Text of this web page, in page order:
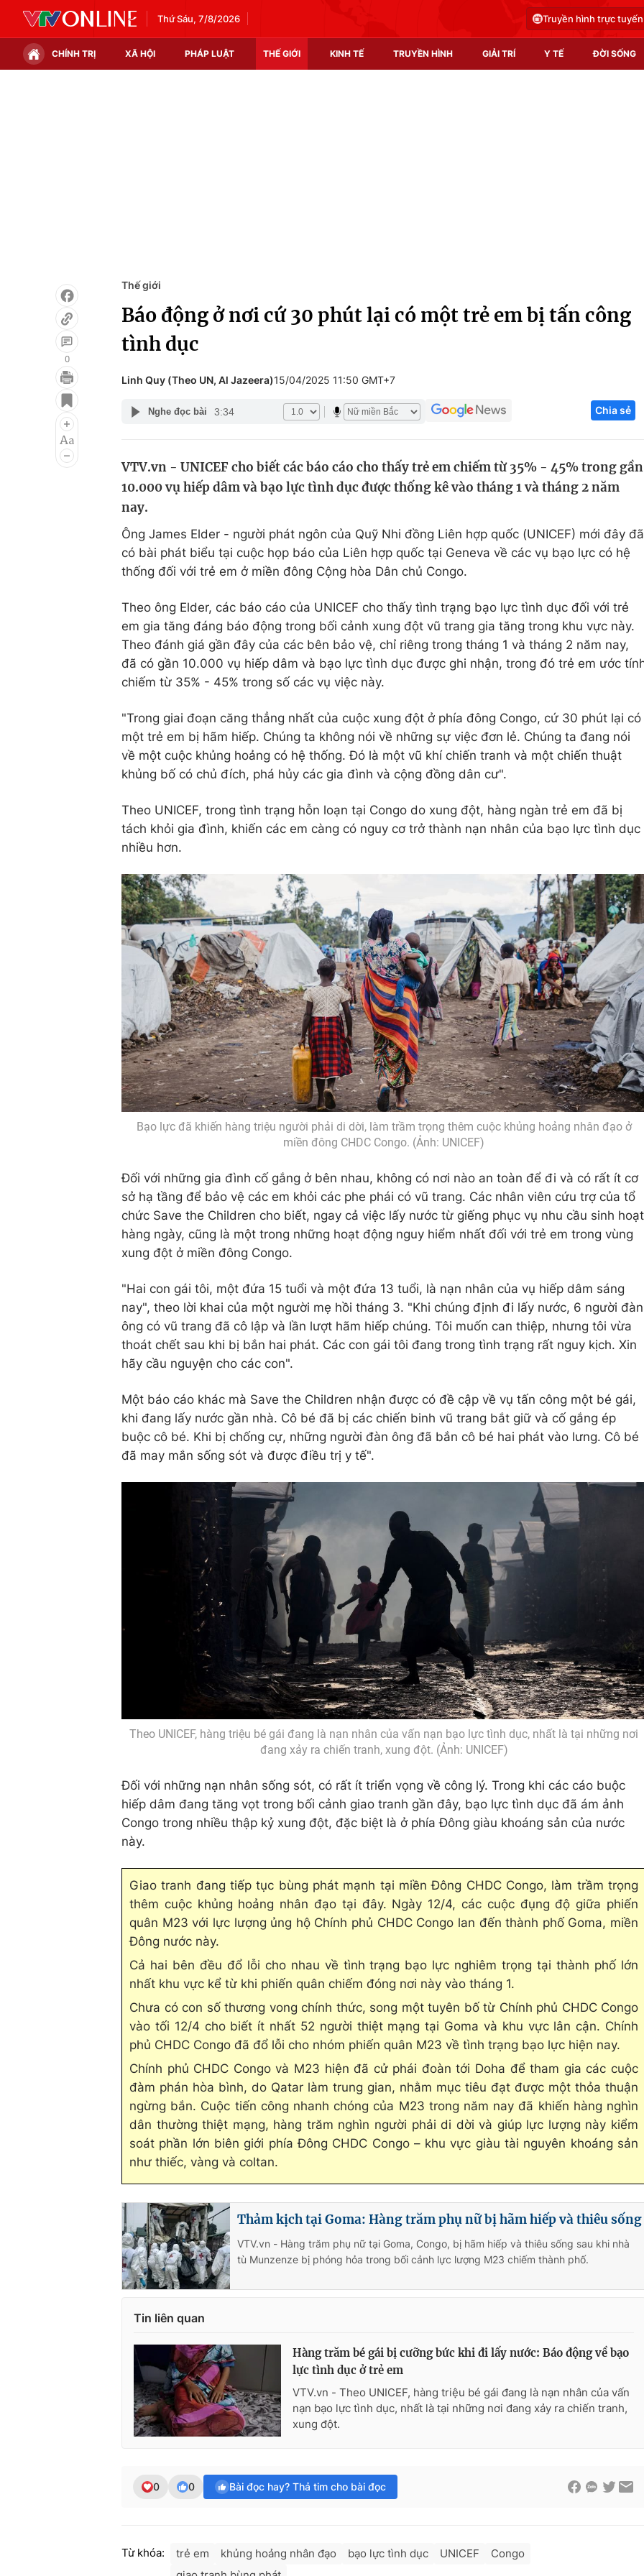
Thứ Sáu, 7/8/2026 Truyền hình trực tuyến
CHÍNH TRỊ XÃ HỘI PHÁP LUẬT THẾ GIỚI KINH TẾ TRUYỀN HÌNH GIẢI TRÍ Y TẾ ĐỜI SỐNG
Infographic
Điện ảnh
Âm nhạc
Du lịch
Chất lượng cuộc sống
Tuyển sinh
Hitech Công
Thị trường
0
Thế giới
Báo động ở nơi cứ 30 phút lại có một trẻ em bị tấn công
tình dục
Linh Quy (Theo UN, Al Jazeera)15/04/2025 11:50 GMT+7
Nghe đọc bài 3:34 Chia sẻ
VTV.vn - UNICEF cho biết các báo cáo cho thấy trẻ em chiếm từ 35% - 45% trong gần
10.000 vụ hiếp dâm và bạo lực tình dục được thống kê vào tháng 1 và tháng 2 năm
nay.
Ông James Elder - người phát ngôn của Quỹ Nhi đồng Liên hợp quốc (UNICEF) mới đây đã
có bài phát biểu tại cuộc họp báo của Liên hợp quốc tại Geneva về các vụ bạo lực có hệ
thống đối với trẻ em ở miền đông Cộng hòa Dân chủ Congo.
Theo ông Elder, các báo cáo của UNICEF cho thấy tình trạng bạo lực tình dục đối với trẻ
em gia tăng đáng báo động trong bối cảnh xung đột vũ trang gia tăng trong khu vực này.
Theo đánh giá gần đây của các bên bảo vệ, chỉ riêng trong tháng 1 và tháng 2 năm nay,
đã có gần 10.000 vụ hiếp dâm và bạo lực tình dục được ghi nhận, trong đó trẻ em ước
chiếm từ 35% - 45% trong số các vụ việc này.
"Trong giai đoạn căng thẳng nhất của cuộc xung đột ở phía đông Congo, cứ 30 phút lại có
một trẻ em bị hãm hiếp. Chúng ta không nói về những sự việc đơn lẻ. Chúng ta đang nói
về một cuộc khủng hoảng có hệ thống. Đó là một vũ khí chiến tranh và một chiến thuật
khủng bố có chủ đích, phá hủy các gia đình và cộng đồng dân cư".
Theo UNICEF, trong tình trạng hỗn loạn tại Congo do xung đột, hàng ngàn trẻ em đã bị
tách khỏi gia đình, khiến các em càng có nguy cơ trở thành nạn nhân của bạo lực tình dục
nhiều hơn.
Bạo lực đã khiến hàng triệu người phải di dời, làm trầm trọng thêm cuộc khủng hoảng nhân đạo ở
miền đông CHDC Congo. (Ảnh: UNICEF)
Đối với những gia đình cố gắng ở bên nhau, không có nơi nào an toàn để đi và có rất ít cơ
sở hạ tầng để bảo vệ các em khỏi các phe phái có vũ trang. Các nhân viên cứu trợ của tổ
chức Save the Children cho biết, ngay cả việc lấy nước từ giếng phục vụ nhu cầu sinh hoạt
hàng ngày, cũng là một trong những hoạt động nguy hiểm nhất đối với trẻ em trong vùng
xung đột ở miền đông Congo.
"Hai con gái tôi, một đứa 15 tuổi và một đứa 13 tuổi, là nạn nhân của vụ hiếp dâm sáng
nay", theo lời khai của một người mẹ hồi tháng 3. "Khi chúng định đi lấy nước, 6 người đàn
ông có vũ trang đã cô lập và lần lượt hãm hiếp chúng. Tôi muốn can thiệp, nhưng tôi vừa
thoát chết sau khi bị bắn hai phát. Các con gái tôi đang trong tình trạng rất nguy kịch. Xin
hãy cầu nguyện cho các con".
Một báo cáo khác mà Save the Children nhận được có đề cập về vụ tấn công một bé gái,
khi đang lấy nước gần nhà. Cô bé đã bị các chiến binh vũ trang bắt giữ và cố gắng ép
buộc cô bé. Khi bị chống cự, những người đàn ông đã bắn cô bé hai phát vào lưng. Cô bé
đã may mắn sống sót và được điều trị y tế".
Theo UNICEF, hàng triệu bé gái đang là nạn nhân của vấn nạn bạo lực tình dục, nhất là tại những nơi
đang xảy ra chiến tranh, xung đột. (Ảnh: UNICEF)
Đối với những nạn nhân sống sót, có rất ít triển vọng về công lý. Trong khi các cáo buộc
hiếp dâm đang tăng vọt trong bối cảnh giao tranh gần đây, bạo lực tình dục đã ám ảnh
Congo trong nhiều thập kỷ xung đột, đặc biệt là ở phía Đông giàu khoáng sản của nước
này.
Giao tranh đang tiếp tục bùng phát mạnh tại miền Đông CHDC Congo, làm trầm trọng
thêm cuộc khủng hoảng nhân đạo tại đây. Ngày 12/4, các cuộc đụng độ giữa phiến
quân M23 với lực lượng ủng hộ Chính phủ CHDC Congo lan đến thành phố Goma, miền
Đông nước này.
Cả hai bên đều đổ lỗi cho nhau về tình trạng bạo lực nghiêm trọng tại thành phố lớn
nhất khu vực kể từ khi phiến quân chiếm đóng nơi này vào tháng 1.
Chưa có con số thương vong chính thức, song một tuyên bố từ Chính phủ CHDC Congo
vào tối 12/4 cho biết ít nhất 52 người thiệt mạng tại Goma và khu vực lân cận. Chính
phủ CHDC Congo đã đổ lỗi cho nhóm phiến quân M23 về tình trạng bạo lực hiện nay.
Chính phủ CHDC Congo và M23 hiện đã cử phái đoàn tới Doha để tham gia các cuộc
đàm phán hòa bình, do Qatar làm trung gian, nhằm mục tiêu đạt được một thỏa thuận
ngừng bắn. Cuộc tiến công nhanh chóng của M23 trong năm nay đã khiến hàng nghìn
dân thường thiệt mạng, hàng trăm nghìn người phải di dời và giúp lực lượng này kiểm
soát phần lớn biên giới phía Đông CHDC Congo – khu vực giàu tài nguyên khoáng sản
như thiếc, vàng và coltan.
Thảm kịch tại Goma: Hàng trăm phụ nữ bị hãm hiếp và thiêu sống
VTV.vn - Hàng trăm phụ nữ tại Goma, Congo, bị hãm hiếp và thiêu sống sau khi nhà
tù Munzenze bị phóng hỏa trong bối cảnh lực lượng M23 chiếm thành phố.
Tin liên quan
Hàng trăm bé gái bị cưỡng bức khi đi lấy nước: Báo động về bạo
lực tình dục ở trẻ em
VTV.vn - Theo UNICEF, hàng triệu bé gái đang là nạn nhân của vấn
nạn bạo lực tình dục, nhất là tại những nơi đang xảy ra chiến tranh,
xung đột.
0 0 Bài đọc hay? Thả tim cho bài đọc
Từ khóa: trẻ em khủng hoảng nhân đạo bạo lực tình dục UNICEF
Congo